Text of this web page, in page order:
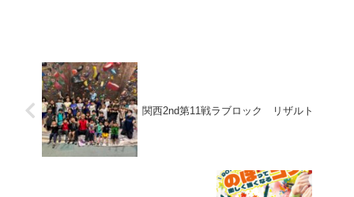
関西2nd第11戦ラブロック リザルト